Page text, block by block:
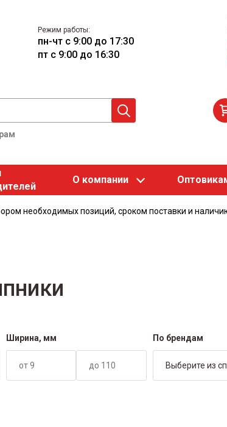
Режим работы:
пн-чт с 9:00 до 17:30
пт с 9:00 до 16:30
О компании
необходимых позиций, сроком поставки и
Ширина, мм По брендам
Выберите из